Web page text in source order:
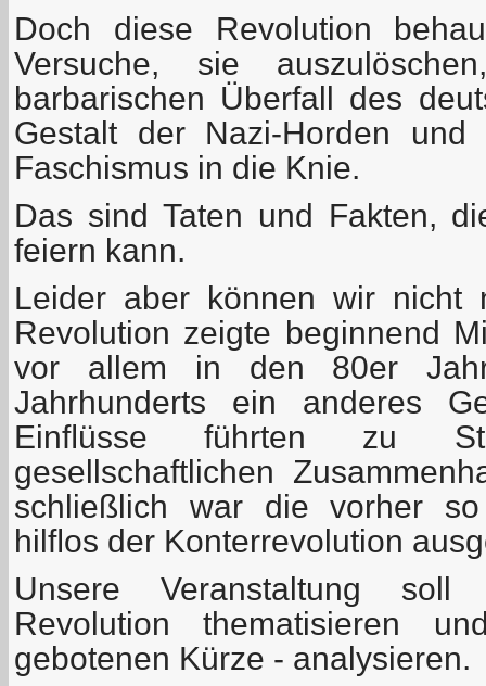
Doch diese Revolution
Versuche, sie
barbarischen Überfall des
Gestalt der Nazi-Horden
Faschismus in die Knie.
Das sind Taten und Fakten,
feiern kann.
Leider aber können wir nicht
Revolution zeigte beginnend
vor allem in den 80er
Jahrhunderts ein anderes
Einﬂüsse führten zu
gesellschaftlichen
schließlich war die vorher
hilﬂos der Konterrevolution
Unsere Veranstaltung
Revolution thematisieren
gebotenen Kürze - analysieren.